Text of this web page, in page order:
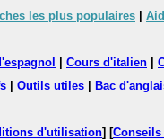
les plus populaires
Cours d'italien
Outils utiles Bac
d'utilisation] [Conseils